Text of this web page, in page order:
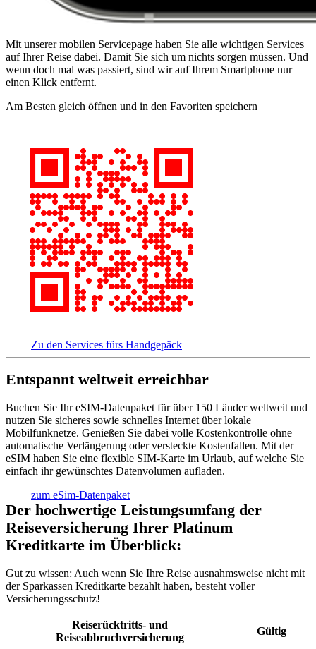
Mit unserer mobilen Servicepage haben Sie alle wichtigen Services
auf Ihrer Reise dabei. Damit Sie sich um nichts sorgen müssen. Und
wenn doch mal was passiert, sind wir auf Ihrem Smartphone nur
einen Klick entfernt.
Am Besten gleich öffnen und in den Favoriten speichern
Zu den Services fürs Handgepäck
Entspannt weltweit erreichbar
Buchen Sie Ihr eSIM-Datenpaket für über 150 Länder weltweit und
nutzen Sie sicheres sowie schnelles Internet über lokale
Mobilfunknetze. Genießen Sie dabei volle Kostenkontrolle ohne
automatische Verlängerung oder versteckte Kostenfallen. Mit der
eSIM haben Sie eine flexible SIM-Karte im Urlaub, auf welche Sie
einfach ihr gewünschtes Datenvolumen aufladen.
zum eSim-Datenpaket
Der hochwertige Leistungsumfang der
Reiseversicherung Ihrer Platinum
Kreditkarte im Überblick:
Gut zu wissen: Auch wenn Sie Ihre Reise ausnahmsweise nicht mit
der Sparkassen Kreditkarte bezahlt haben, besteht voller
Versicherungsschutz!
Reiserücktritts- und
Reiseabbruchversicherung
Gültig